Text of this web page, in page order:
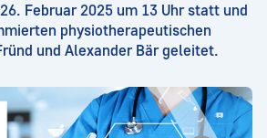
Februar 2025 um 13 Uhr statt und
physiotherapeutischen
und Alexander Bär geleitet.